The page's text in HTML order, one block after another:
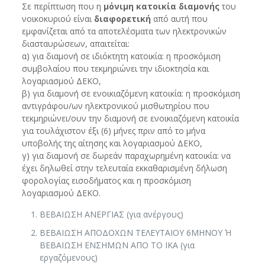
Σε περίπτωση που η μόνιμη κατοικία διαμονήςτου
νοικοκυριού είναι διαφορετική από αυτή που
εμφανίζεται από τα αποτελέσματα των ηλεκτρονικών
διασταυρώσεων, απαιτείται:
α) για διαμονή σε ιδιόκτητη κατοικία: η προσκόμιση
συμβολαίου που τεκμηριώνει την ιδιοκτησία και
λογαριασμού ΔΕΚΟ,
β) για διαμονή σε ενοικιαζόμενη κατοικία: η προσκόμιση
αντιγράφου/ων ηλεκτρονικού μισθωτηρίου που
τεκμηριώνει/ουν την διαμονή σε ενοικιαζόμενη κατοικία
για τουλάχιστον έξι (6) μήνες πριν από το μήνα
υποβολής της αίτησης και λογαριασμού ΔΕΚΟ,
γ) για διαμονή σε δωρεάν παραχωρημένη κατοικία: να
έχει δηλωθεί στην τελευταία εκκαθαρισμένη δήλωση
φορολογίας εισοδήματος και η προσκόμιση
λογαριασμού ΔΕΚΟ.
ΒΕΒΑΙΩΣΗ ΑΝΕΡΓΙΑΣ (για ανέργους)
ΒΕΒΑΙΩΣΗ ΑΠΟΔΟΧΩΝ ΤΕΛΕΥΤΑΙΟΥ 6ΜΗΝΟΥ Ή
ΒΕΒΑΙΩΣΗ ΕΝΣΗΜΩΝ ΑΠΟ ΤΟ ΙΚΑ (για
εργαζόμενους)